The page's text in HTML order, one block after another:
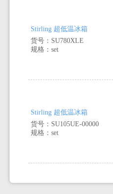
Stirling 超低温冰箱
货号：SU780XLE
规格：set
Stirling 超低温冰箱
货号：SU105UE-00000
规格：set